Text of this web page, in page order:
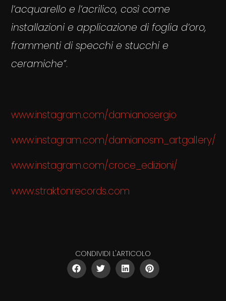
l’acquarello e l’acrilico, così come
installazioni e applicazione di foglia d’oro,
frammenti di specchi e stucchi e
ceramiche”.
www.instagram.com/damianosergio
www.instagram.com/damianosm_artgallery/
www.instagram.com/croce_edizioni/
www.straktonrecords.com
CONDIVIDI L'ARTICOLO